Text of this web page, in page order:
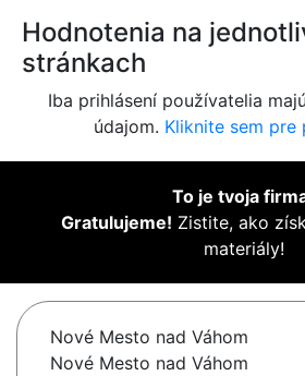
Hodnotenia na
stránkach
Iba prihlásení používatelia
údajom. Kliknite sem pre
To je tvoja
Gratulujeme! Zistite, ako
materiály!
Nové Mesto nad Váhom
Nové Mesto nad Váhom